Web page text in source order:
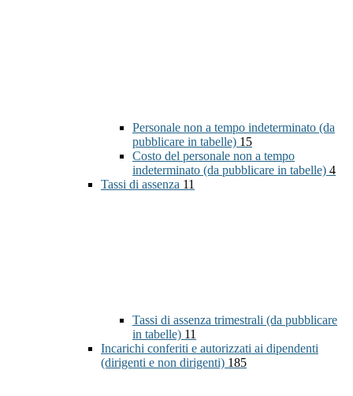
Personale non a tempo indeterminato (da
pubblicare in tabelle) 15
Costo del personale non a tempo
indeterminato (da pubblicare in tabelle) 4
Tassi di assenza 11
Tassi di assenza trimestrali (da pubblicare
in tabelle) 11
Incarichi conferiti e autorizzati ai dipendenti
(dirigenti e non dirigenti) 185